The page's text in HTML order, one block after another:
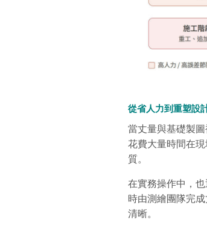
從省人力到重塑設
當丈量與基礎製
花費大量時間在
質。
在實務操作中，
時由測繪團隊完
清晰。